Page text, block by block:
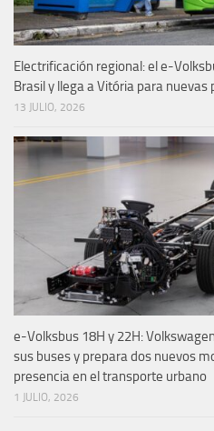
Electrificación regional: el e-
Brasil y llega a Vitória para
13 JULIO, 2026
e-Volksbus 18H y 22H:
sus buses y prepara dos nuevos
presencia en el transporte urbano
1 JULIO, 2026